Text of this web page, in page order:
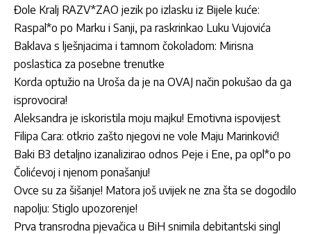
Đole Kralj RAZV*ZAO jezik po izlasku iz Bijele kuće:
Raspal*o po Marku i Sanji, pa raskrinkao Luku Vujovića
Baklava s lješnjacima i tamnom čokoladom: Mirisna
poslastica za posebne trenutke
Korda optužio na Uroša da je na OVAJ način pokušao da ga
isprovocira!
Aleksandra je iskoristila moju majku! Emotivna ispovijest
Filipa Cara: otkrio zašto njegovi ne vole Maju Marinković!
Baki B3 detaljno izanalizirao odnos Peje i Ene, pa opl*o po
Čolićevoj i njenom ponašanju!
Ovce su za šišanje! Matora još uvijek ne zna šta se dogodilo
napolju: Stiglo upozorenje!
Prva transrodna pjevačica u BiH snimila debitantski singl